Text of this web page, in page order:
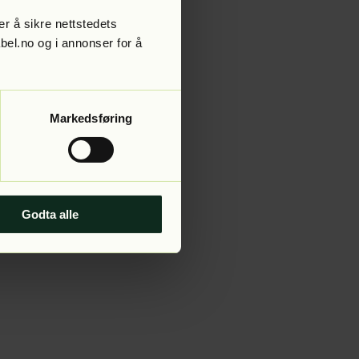
å sikre nettstedets
og i annonser for å
Markedsføring
Godta alle